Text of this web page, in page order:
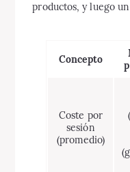
productos, y luego
Concepto
Coste por
sesión
(promedio)